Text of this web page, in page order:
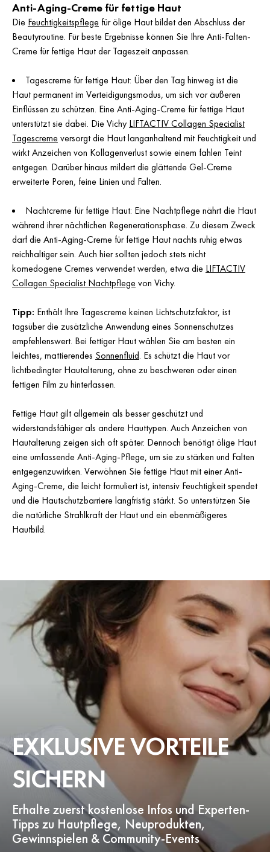
Anti-Aging-Creme für fettige Haut
Die Feuchtigkeitspflege für ölige Haut bildet den Abschluss der
Beautyroutine. Für beste Ergebnisse können Sie Ihre Anti-Falten-
Creme für fettige Haut der Tageszeit anpassen.
Tagescreme für fettige Haut: Über den Tag hinweg ist die
Haut permanent im Verteidigungsmodus, um sich vor äußeren
Einflüssen zu schützen. Eine Anti-Aging-Creme für fettige Haut
unterstützt sie dabei. Die Vichy LIFTACTIV Collagen Specialist
Tagescremeversorgt die Haut langanhaltend mit Feuchtigkeit und
wirkt Anzeichen von Kollagenverlust sowie einem fahlen Teint
entgegen. Darüber hinaus mildert die glättende Gel-Creme
erweiterte Poren, feine Linien und Falten.
Nachtcreme für fettige Haut: Eine Nachtpflege nährt die Haut
während ihrer nächtlichen Regenerationsphase. Zu diesem Zweck
darf die Anti-Aging-Creme für fettige Haut nachts ruhig etwas
reichhaltiger sein. Auch hier sollten jedoch stets nicht
komedogene Cremes verwendet werden, etwa die LIFTACTIV
Collagen Specialist Nachtpflegevon Vichy.
Tipp: Enthält Ihre Tagescreme keinen Lichtschutzfaktor, ist
tagsüber die zusätzliche Anwendung eines Sonnenschutzes
empfehlenswert. Bei fettiger Haut wählen Sie am besten ein
leichtes, mattierendes Sonnenfluid. Es schützt die Haut vor
lichtbedingter Hautalterung, ohne zu beschweren oder einen
fettigen Film zu hinterlassen.
Fettige Haut gilt allgemein als besser geschützt und
widerstandsfähiger als andere Hauttypen. Auch Anzeichen von
Hautalterung zeigen sich oft später. Dennoch benötigt ölige Haut
eine umfassende Anti-Aging-Pflege, um sie zu stärken und Falten
entgegenzuwirken. Verwöhnen Sie fettige Haut mit einer Anti-
Aging-Creme, die leicht formuliert ist, intensiv Feuchtigkeit spendet
und die Hautschutzbarriere langfristig stärkt. So unterstützen Sie
die natürliche Strahlkraft der Haut und ein ebenmäßigeres
Hautbild.
EXKLUSIVE VORTEILE
SICHERN
Erhalte zuerst kostenlose Infos und Experten-
Tipps zu Hautpflege, Neuprodukten,
Gewinnspielen & Community-Events